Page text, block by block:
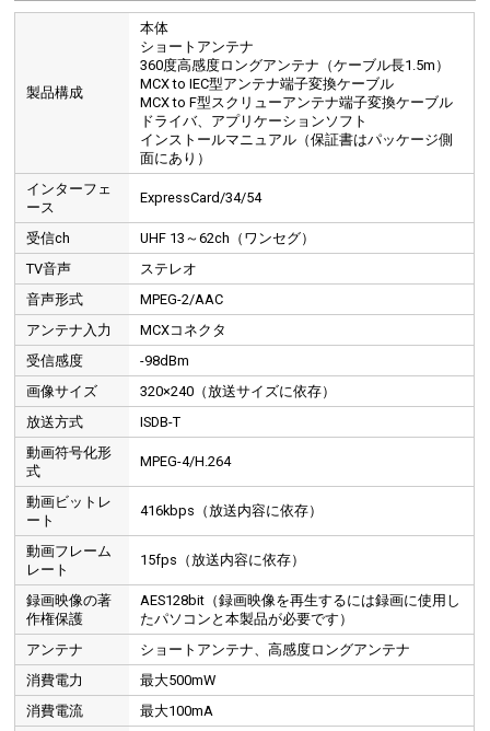
製品構成
本体
ショートアンテナ
360度高感度ロングアンテナ（ケーブル長1.5m）
MCX to IEC型アンテナ端子変換ケーブル
MCX to F型スクリューアンテナ端子変換ケーブル
ドライバ、アプリケーションソフト
インストールマニュアル（保証書はパッケージ側
面にあり）
インターフェ
ース
ExpressCard/34/54
受信ch
UHF 13～62ch（ワンセグ）
TV音声
ステレオ
音声形式
MPEG-2/AAC
アンテナ入力
MCXコネクタ
受信感度
-98dBm
画像サイズ
320×240（放送サイズに依存）
放送方式
ISDB-T
動画符号化形
式
MPEG-4/H.264
動画ビットレ
ート
416kbps（放送内容に依存）
動画フレーム
レート
15fps（放送内容に依存）
録画映像の著
作権保護
AES128bit（録画映像を再生するには録画に使用し
たパソコンと本製品が必要です）
アンテナ
ショートアンテナ、高感度ロングアンテナ
消費電力
最大500mW
消費電流
最大100mA